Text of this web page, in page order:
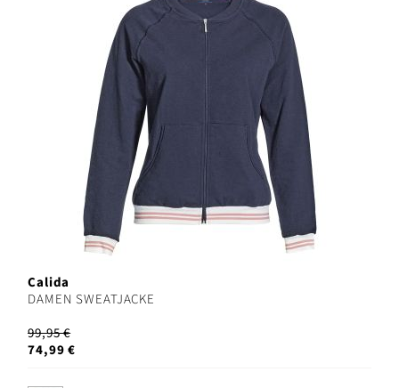
Calida
DAMEN SWEATJACKE
99,95 €
74,99 €